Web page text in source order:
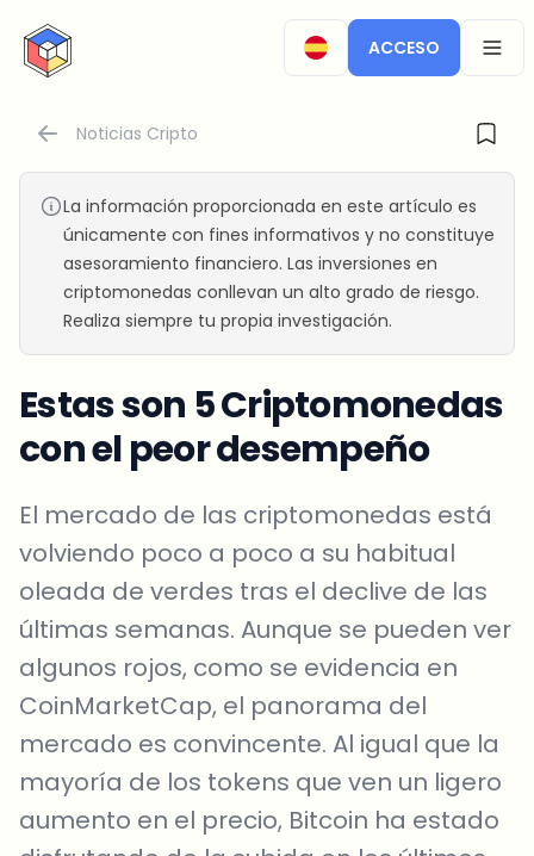
CryptoTicker
ACCESO
Noticias Cripto
La información proporcionada en este artículo es
únicamente con fines informativos y no constituye
asesoramiento financiero. Las inversiones en
criptomonedas conllevan un alto grado de riesgo.
Realiza siempre tu propia investigación.
Estas son 5 Criptomonedas
con el peor desempeño
El mercado de las criptomonedas está
volviendo poco a poco a su habitual
oleada de verdes tras el declive de las
últimas semanas. Aunque se pueden ver
algunos rojos, como se evidencia en
CoinMarketCap, el panorama del
mercado es convincente. Al igual que la
mayoría de los tokens que ven un ligero
aumento en el precio, Bitcoin ha estado